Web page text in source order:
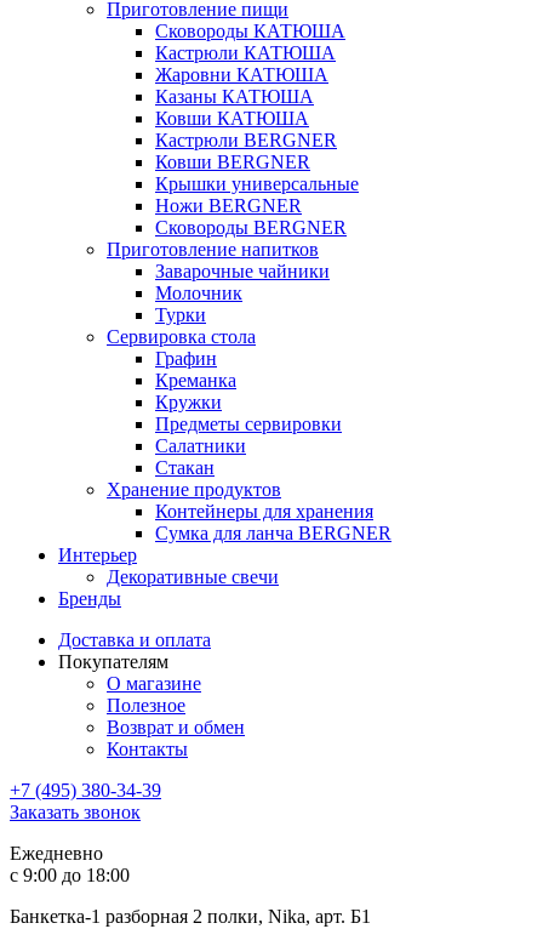
Приготовление пищи
Сковороды КАТЮША
Кастрюли КАТЮША
Жаровни КАТЮША
Казаны КАТЮША
Ковши КАТЮША
Кастрюли BERGNER
Ковши BERGNER
Крышки универсальные
Ножи BERGNER
Сковороды BERGNER
Приготовление напитков
Заварочные чайники
Молочник
Турки
Сервировка стола
Графин
Креманка
Кружки
Предметы сервировки
Салатники
Стакан
Хранение продуктов
Контейнеры для хранения
Сумка для ланча BERGNER
Интерьер
Декоративные свечи
Бренды
Доставка и оплата
Покупателям
О магазине
Полезное
Возврат и обмен
Контакты
+7 (495) 380-34-39
Заказать звонок
Ежедневно
с 9:00 до 18:00
Банкетка-1 разборная 2 полки, Nika, арт. Б1